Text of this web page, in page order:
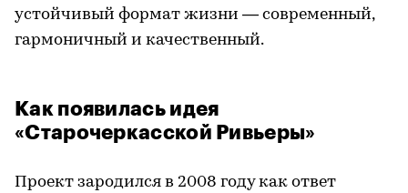
устойчивый формат жизни — современный,
гармоничный и качественный.
Как появилась идея
«Старочеркасской Ривьеры»
Проект зародился в 2008 году как ответ